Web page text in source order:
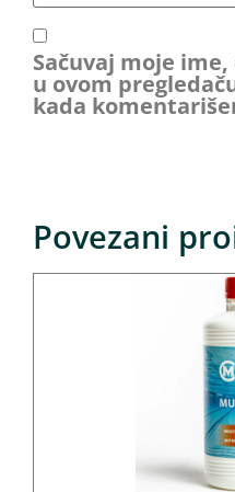
Sačuvaj moje
u ovom
kada
Povezani